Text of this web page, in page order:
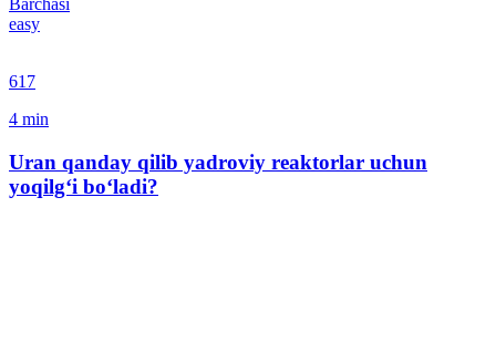
Barchasi
easy
617
4 min
Uran qanday qilib yadroviy reaktorlar uchun
yoqilg‘i bo‘ladi?